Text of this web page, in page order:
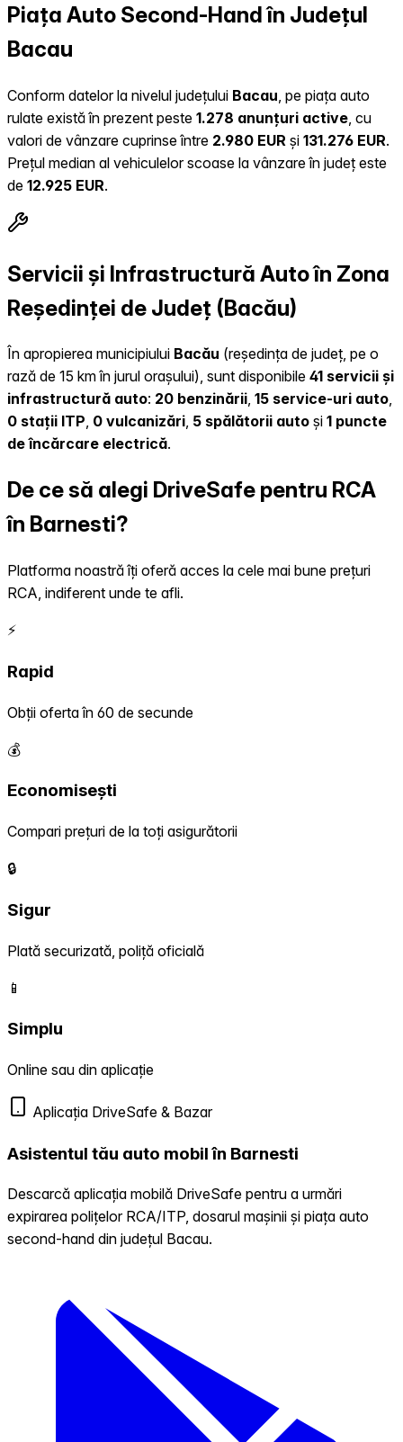
Piața Auto Second-Hand în Județul
Bacau
Conform datelor la nivelul județului Bacau , pe piața auto
rulate există în prezent peste 1.278 anunțuri active , cu
valori de vânzare cuprinse între 2.980 EUR și 131.276 EUR.
Prețul median al vehiculelor scoase la vânzare în județ este
de 12.925 EUR.
Servicii și Infrastructură Auto în Zona
Reședinței de Județ (Bacău)
În apropierea municipiului Bacău (reședința de județ, pe o
rază de 15 km în jurul orașului), sunt disponibile 41 servicii și
infrastructură auto: 20 benzinării, 15 service-uri auto,
0 stații ITP, 0 vulcanizări, 5 spălătorii auto și 1 puncte
de încărcare electrică.
De ce să alegi DriveSafe pentru RCA
în Barnesti?
Platforma noastră îți oferă acces la cele mai bune prețuri
RCA, indiferent unde te afli.
⚡
Rapid
Obții oferta în 60 de secunde
💰
Economisești
Compari prețuri de la toți asigurătorii
🔒
Sigur
Plată securizată, poliță oficială
📱
Simplu
Online sau din aplicație
Aplicația DriveSafe & Bazar
Asistentul tău auto mobil în Barnesti
Descarcă aplicația mobilă DriveSafe pentru a urmări
expirarea polițelor RCA/ITP, dosarul mașinii și piața auto
second-hand din județul Bacau.